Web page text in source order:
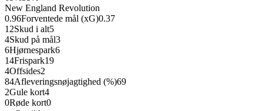
New England Revolution
0.96Forventede mål (xG)0.37
12Skud i alt5
4Skud på mål3
6Hjørnespark6
14Frispark19
4Offsides2
84Afleverings­nøjagtighed (%)69
2Gule kort4
0Røde kort0